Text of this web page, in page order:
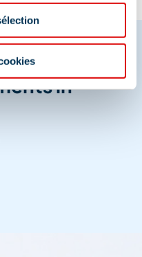
in